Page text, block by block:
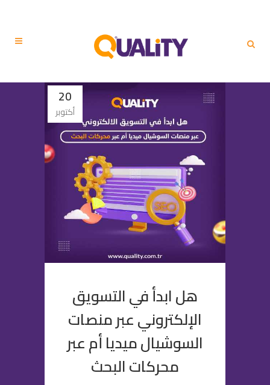
20
أكتوبر
هل ابدأ في التسويق
الإلكتروني عبر منصات
السوشيال ميديا أم عبر
محركات البحث